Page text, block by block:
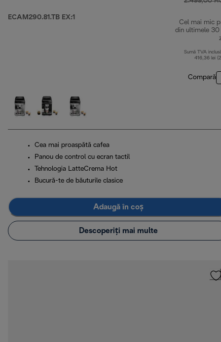
ECAM290.81.TB EX:1
Cel mai mic
din ultimele 30
Sumă TVA
416,36 lei
Compară
Cea mai proaspătă cafea
Panou de control cu ecran tactil
Tehnologia LatteCrema Hot
Bucură-te de băuturile clasice
Adaugă în coș
Descoperiți mai multe